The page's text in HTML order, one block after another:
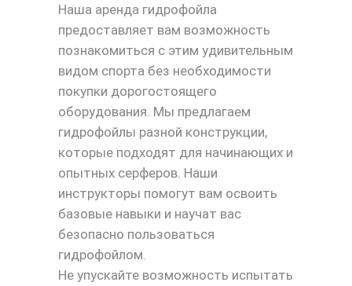
Наша аренда гидрофойла
предоставляет вам возможность
познакомиться с этим удивительным
видом спорта без необходимости
покупки дорогостоящего
оборудования. Мы предлагаем
гидрофойлы разной конструкции,
которые подходят для начинающих и
опытных серферов. Наши
инструкторы помогут вам освоить
базовые навыки и научат вас
безопасно пользоваться
гидрофойлом.
Не упускайте возможность испытать